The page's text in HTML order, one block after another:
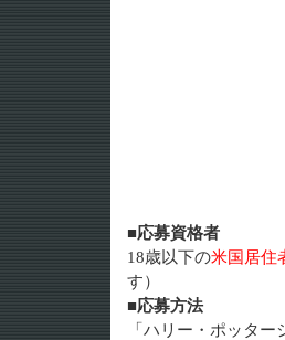
■応募資格者
18歳以下の米国居住
す）
■応募方法
「ハリー・ポッタ